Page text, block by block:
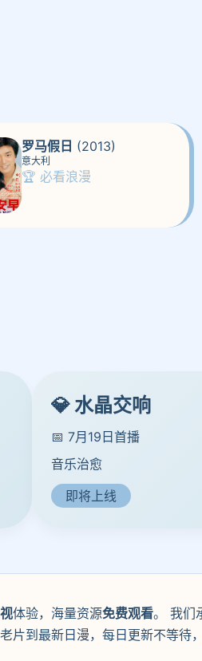
罗马假日 (2013)
意大利
🏆 必看浪漫
💎 水晶交响
📅 7月19日首播
音乐治愈
即将上线
体验，海量资源免费观看。 我们
片到最新日漫，每日更新不等待